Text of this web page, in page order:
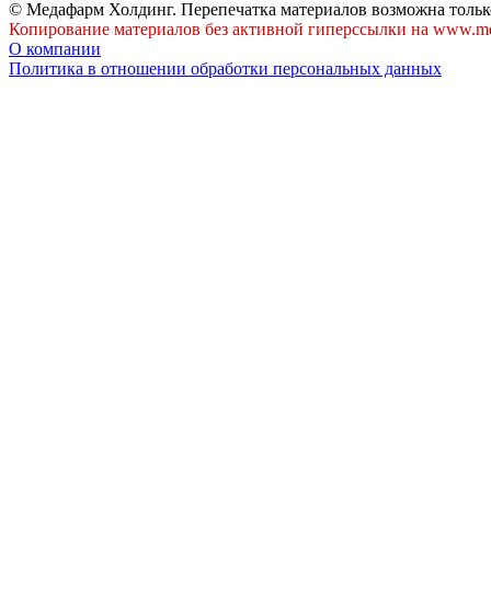
© Медафарм Холдинг. Перепечатка материалов возможна
Копирование материалов без активной гиперссылки на
О компании
Политика в отношении обработки персональных данных